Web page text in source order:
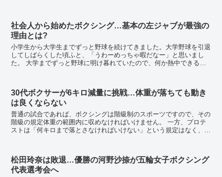
社会人から始めたボクシング…基本の左ジャブが最強の
理由とは?
小学生から大学生までずっと野球を続けてきました。大学野球を引退
してしばらくした頃ふと、「うわーめっちゃ暇だなー」と思いまし
た。 大学までずっと野球に明け暮れていたので、何か熱中できるも
30代ボクサーが6キロ減量に挑戦…体重が落ちても動き
は良くならない
普通の試合であれば、ボクシングは階級制のスポーツですので、その
階級の規定体重の範囲内に収めなければいけません。 一方、プロテ
ストは「何キロまで落とさなければいけない」という規定はなく、当
松田玲奈は敗退…優勝の河野沙捺が五輪女子ボクシング
代表選考会へ